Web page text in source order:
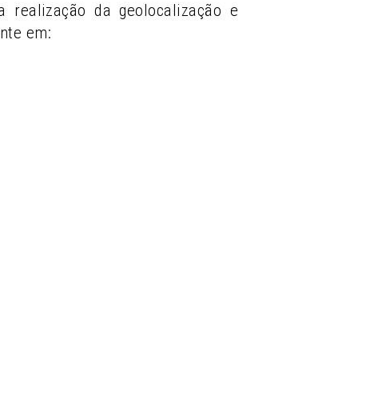
realização da geolocalização e
em: